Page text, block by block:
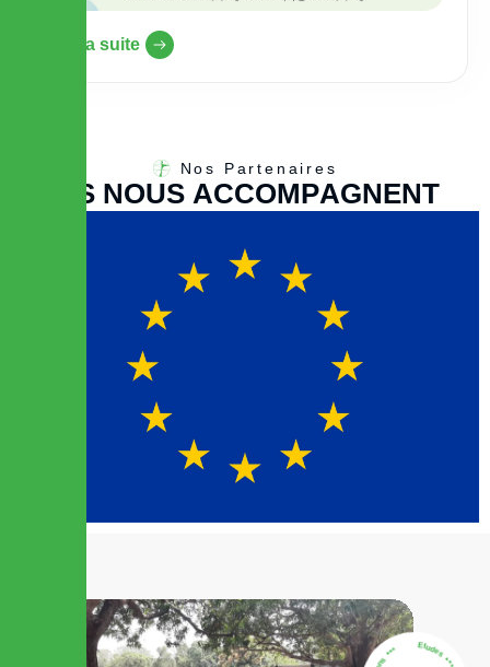
Lire la suite
Nos Partenaires
S NOUS ACCOMPAGNENT